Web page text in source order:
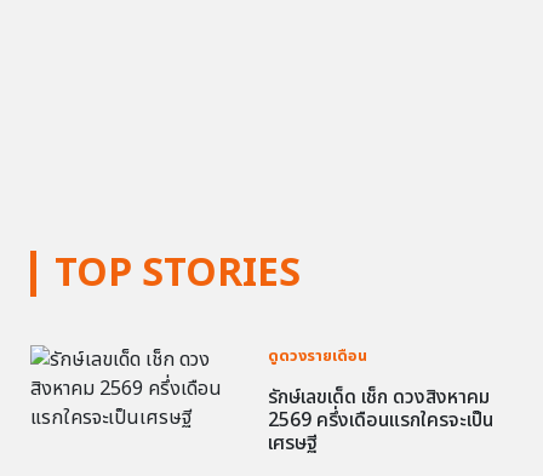
TOP STORIES
ดูดวงรายเดือน
รักษ์เลขเด็ด เช็ก ดวงสิงหาคม
2569 ครึ่งเดือนแรกใครจะเป็น
เศรษฐี